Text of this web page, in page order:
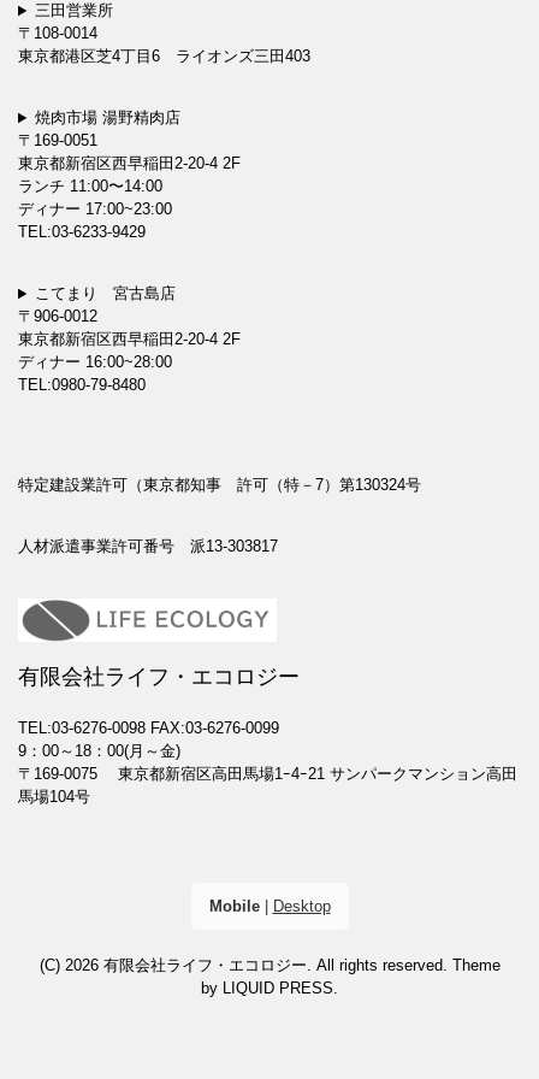
三田営業所
〒108-0014
東京都港区芝4丁目6 ライオンズ三田403
焼肉市場 湯野精肉店
〒169-0051
東京都新宿区西早稲田2-20-4 2F
ランチ 11:00〜14:00
ディナー 17:00~23:00
TEL:03-6233-9429
こてまり 宮古島店
〒906-0012
東京都新宿区西早稲田2-20-4 2F
ディナー 16:00~28:00
TEL:0980-79-8480
特定建設業許可（東京都知事 許可（特－7）第130324号
人材派遣事業許可番号 派13-303817
有限会社ライフ・エコロジー
TEL:03-6276-0098 FAX:03-6276-0099
9：00～18：00(月～金)
〒169-0075 東京都新宿区高田馬場1ｰ4ｰ21 サンパークマンション高田
馬場104号
Mobile| Desktop
(C) 2026 有限会社ライフ・エコロジー . All rights reserved. Theme
by
LIQUID PRESS